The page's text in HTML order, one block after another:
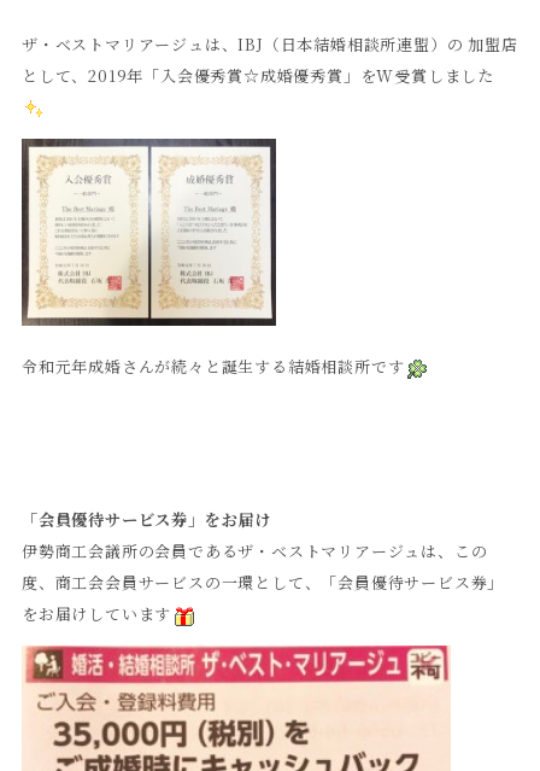
ザ・ベストマリアージュは、IBJ（日本結婚相談所連盟）の 加盟店
として、2019年「入会優秀賞☆成婚優秀賞」をW受賞しました
令和元年成婚さんが続々と誕生する結婚相談所です
「会員優待サービス券」をお届け
伊勢商工会議所の会員であるザ・ベストマリアージュは、この
度、商工会会員サービスの一環として、「会員優待サービス券」
をお届けしています